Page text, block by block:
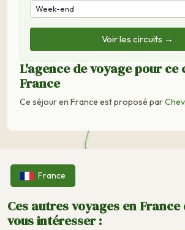
Voir les circuits →
L'agence de voyage pour ce
France
Ce séjour en France est proposé par
France
Ces autres voyages en
vous intéresser :